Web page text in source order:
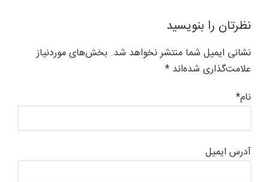
نظرتان را بنویسید
نشانی ایمیل شما منتشر نخواهد شد. بخش‌های موردنیاز
علامت‌گذاری شده‌اند *
نام*
آدرس ایمیل